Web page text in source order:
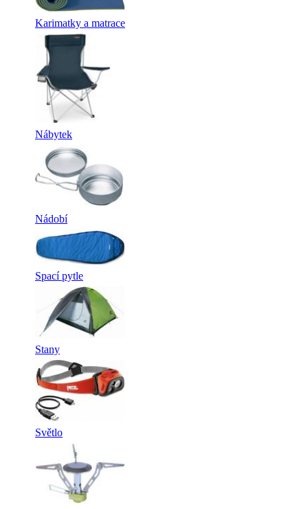
Karimatky a matrace
Nábytek
Nádobí
Spací pytle
Stany
Světlo